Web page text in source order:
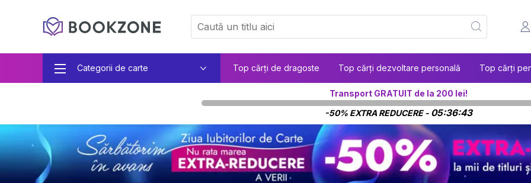
Categorii de carte Top cărți de dragoste Top cărți dezvoltare personală Top cărți
Transport GRATUIT de la 200 lei!
-50% EXTRA REDUCERE - 05:36:42